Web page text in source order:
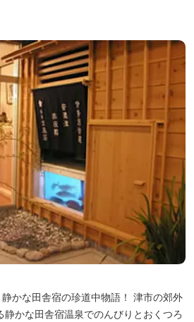
かな田舎宿の珍道中物語！ 津市の郊外
かな田舎宿温泉でのんびりとおくつろ